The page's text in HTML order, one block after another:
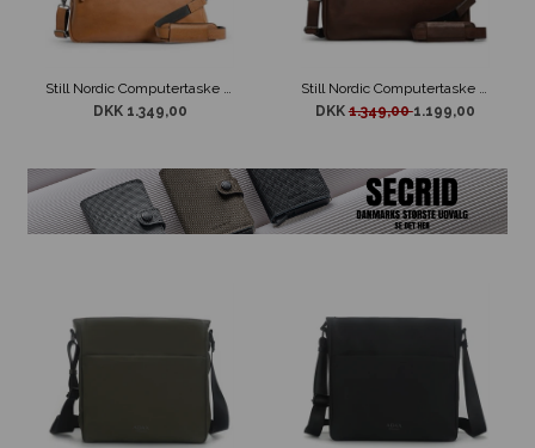
Still Nordic Computertaske Clean Brief Cognac Læder
DKK 1.349,00
Still Nordic Computertaske Clean Brief Brunt Læder
DKK1.349,001.199,00